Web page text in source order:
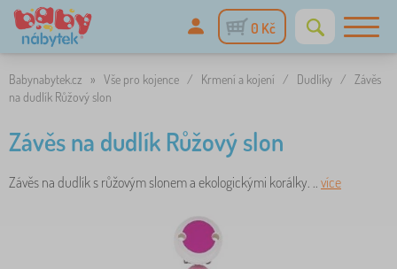
0 Kč
Babynabytek.cz » Vše pro kojence / Krmení a kojení / Dudlíky / Závěs
na dudlík Růžový slon
Závěs na dudlík Růžový slon
Závěs na dudlík s růžovým slonem a ekologickými korálky. .. více